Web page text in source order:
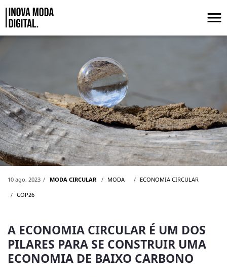
Pular para o Conteúdo principal
A ECONOMIA CIRCULAR É UM DOS
10 ago, 2023 MODA CIRCULAR MODA
ECONOMIA CIRCULAR
COP26
A ECONOMIA CIRCULAR É UM DOS
PILARES PARA SE CONSTRUIR UMA
ECONOMIA DE BAIXO CARBONO